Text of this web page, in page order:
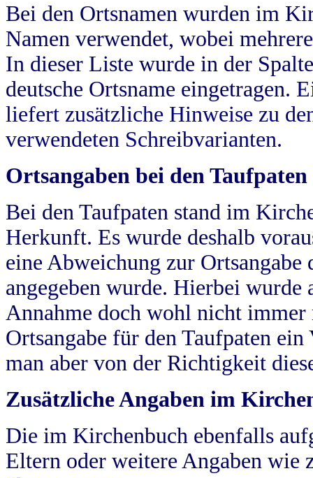
Bei den Ortsnamen wurden im
Namen verwendet, wobei
In dieser Liste wurde in der
deutsche Ortsname eingetragen.
liefert zusätzliche Hinweise zu
verwendeten Schreibvarianten.
Ortsangaben bei den Taufpaten
Bei den Taufpaten stand im
Herkunft. Es wurde deshalb
eine Abweichung zur
angegeben wurde. Hierbei wurde
Annahme doch wohl nicht
Ortsangabe für den Taufpaten
man aber von der Richtigkeit
Zusätzliche Angaben im
Die im Kirchenbuch ebenfalls
Eltern oder weitere Angaben wie